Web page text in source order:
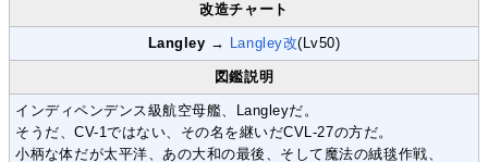
改造チャート
Langley → Langley改(Lv50)
図鑑説明
インディペンデンス級航空母艦、Langleyだ。
そうだ、CV-1ではない、その名を継いだCVL-27の方だ。
小柄な体だが太平洋、あの大和の最後、そして魔法の絨毯作戦、